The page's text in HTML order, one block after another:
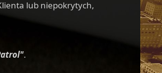
lub niepokrytych,
.